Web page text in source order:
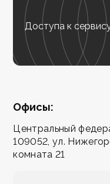
Доступа к
Офисы:
Центральный
109052, ул.
комната 21